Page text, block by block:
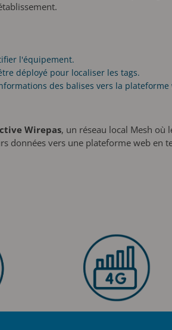
l'équipement.
déployé pour localiser les tags.
des balises vers la plateforme
Wirepas, un réseau local Mesh où
données vers une plateforme web en